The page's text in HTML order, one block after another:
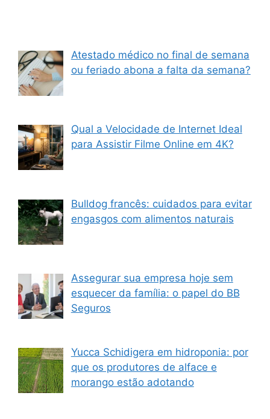
Atestado médico no final de semana
ou feriado abona a falta da semana?
Qual a Velocidade de Internet Ideal
para Assistir Filme Online em 4K?
Bulldog francês: cuidados para evitar
engasgos com alimentos naturais
Assegurar sua empresa hoje sem
esquecer da família: o papel do BB
Seguros
Yucca Schidigera em hidroponia: por
que os produtores de alface e
morango estão adotando